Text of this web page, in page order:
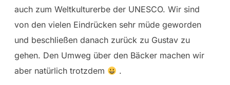
auch zum Weltkulturerbe der UNESCO. Wir sind
von den vielen Eindrücken sehr müde geworden
und beschließen danach zurück zu Gustav zu
gehen. Den Umweg über den Bäcker machen wir
aber natürlich trotzdem
.